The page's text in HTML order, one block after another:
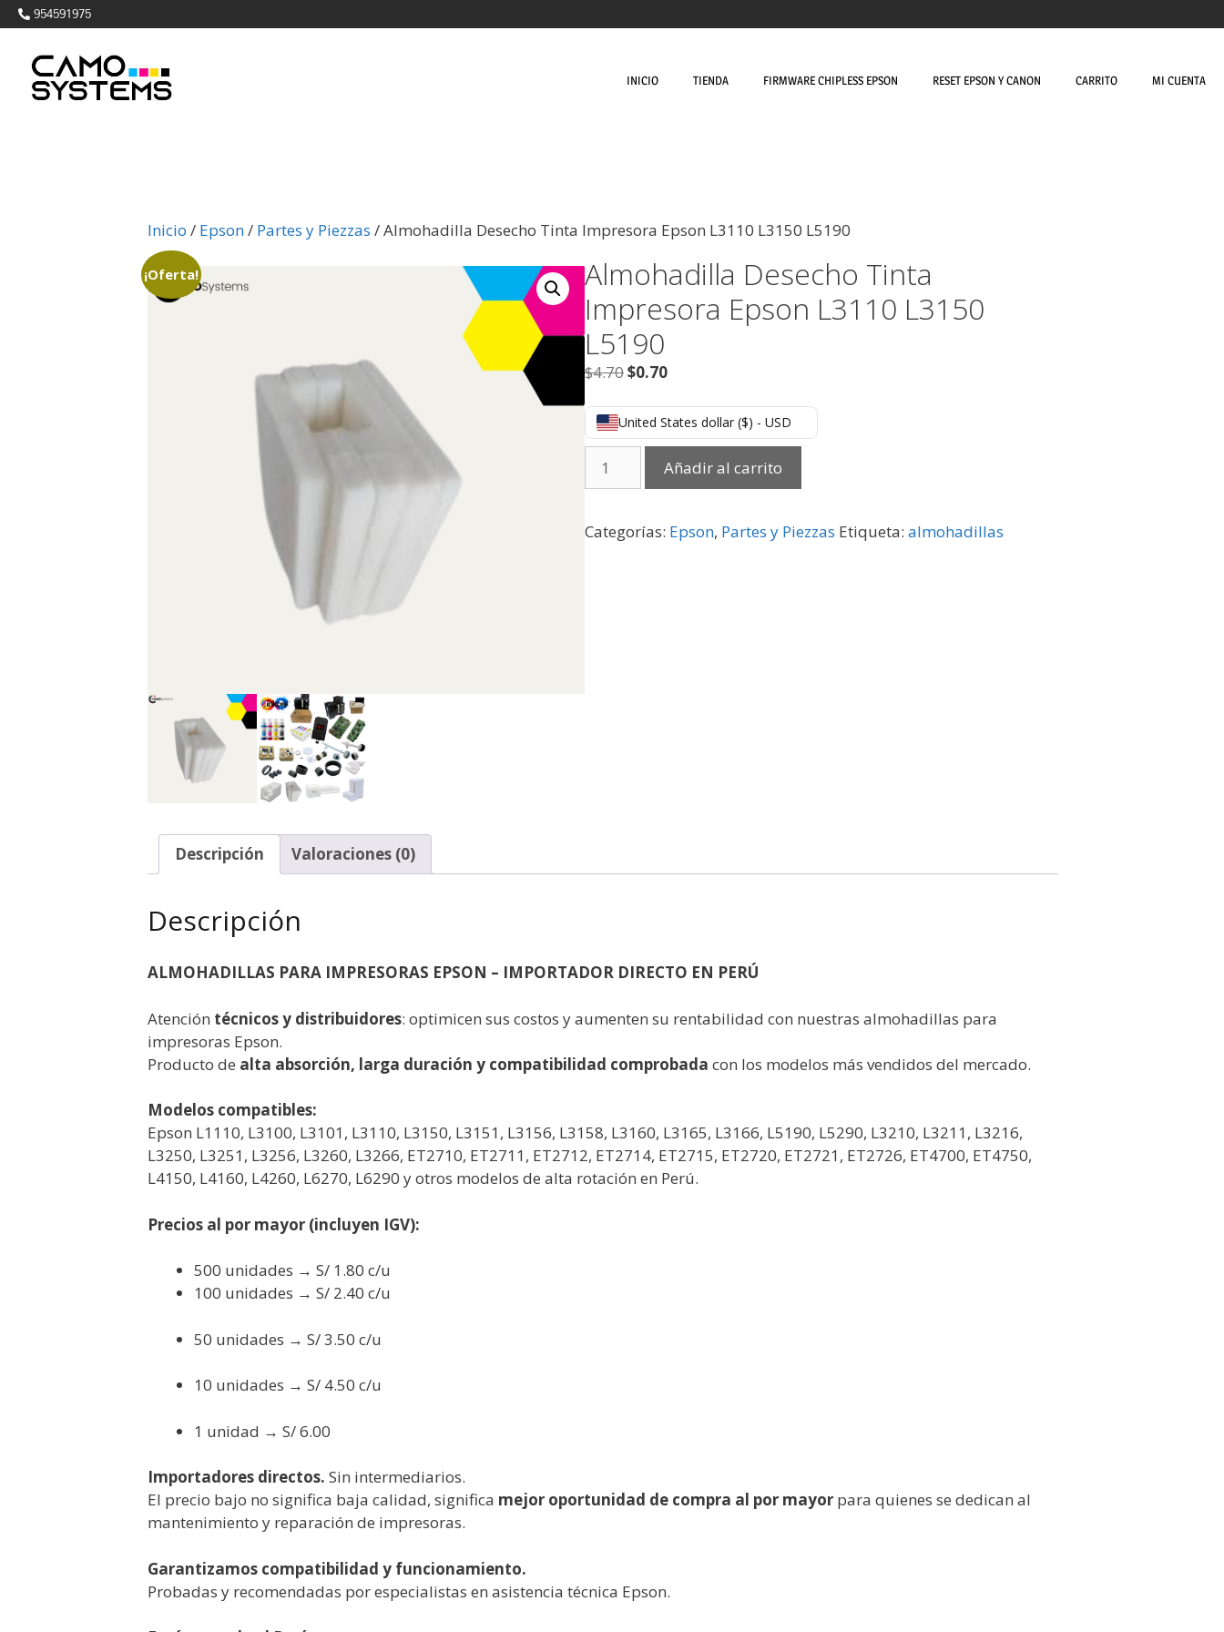
954591975
INICIO TIENDA FIRMWARE CHIPLESS EPSON RESET EPSON Y CANON CARRITO MI CUENTA
Inicio / Epson/ Partes y Piezzas / Almohadilla Desecho Tinta Impresora Epson L3110 L3150 L5190
¡Oferta!
Almohadilla Desecho Tinta
Impresora Epson L3110 L3150
L5190
$4.70$0.70
United States dollar ($) - USD
Añadir al carrito
Categorías: Epson, Partes y Piezzas Etiqueta: almohadillas
Descripción Valoraciones (0)
Descripción
ALMOHADILLAS PARA IMPRESORAS EPSON – IMPORTADOR DIRECTO EN PERÚ
Atención técnicos y distribuidores: optimicen sus costos y aumenten su rentabilidad con nuestras almohadillas para
impresoras Epson.
Producto de alta absorción, larga duración y compatibilidad comprobada con los modelos más vendidos del mercado.
Modelos compatibles:
Epson L1110, L3100, L3101, L3110, L3150, L3151, L3156, L3158, L3160, L3165, L3166, L5190, L5290, L3210, L3211, L3216,
L3250, L3251, L3256, L3260, L3266, ET2710, ET2711, ET2712, ET2714, ET2715, ET2720, ET2721, ET2726, ET4700, ET4750,
L4150, L4160, L4260, L6270, L6290 y otros modelos de alta rotación en Perú.
Precios al por mayor (incluyen IGV):
500 unidades → S/ 1.80 c/u
100 unidades → S/ 2.40 c/u
50 unidades → S/ 3.50 c/u
10 unidades → S/ 4.50 c/u
1 unidad → S/ 6.00
Importadores directos. Sin intermediarios.
El precio bajo no significa baja calidad, significa mejor oportunidad de compra al por mayor para quienes se dedican al
mantenimiento y reparación de impresoras.
Garantizamos compatibilidad y funcionamiento.
Probadas y recomendadas por especialistas en asistencia técnica Epson.